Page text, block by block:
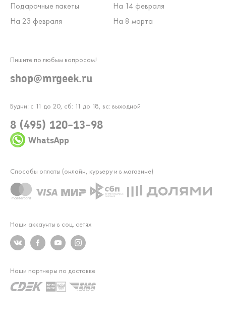
Подарочные пакеты
На 14 февраля
На 23 февраля
На 8 марта
Будни: с 11 до 20, сб: 11 до 18, вс: выходной
8 (495) 120-13-98
WhatsApp
Пишите по любым вопросам!
shop@mrgeek.ru
Наши аккаунты в соц. сетях
Способы оплаты (онлайн, курьеру и в магазине)
Наши партнеры по доставке